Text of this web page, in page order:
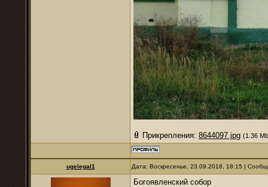
Прикрепления: 8644097.jpg (1.36
ugelegal1 Дата: Воскресенье, 23.09.2018, 18:15 |
Богоявленский собор